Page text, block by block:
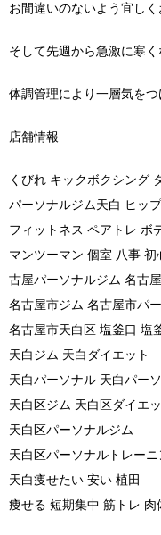
お間違いのないよう宜しく
そして先週から急激に寒
体調管理により一層気を
店舗情報
くびれ キックボクシング
パーソナルジム天白 ヒッ
フィットネス ペアトレ ボ
マンツーマン 個室 八事
古屋パーソナルジム 名古
名古屋市ジム 名古屋市パ
名古屋市天白区 塩釜口 塩
天白ジム 天白ダイエット
天白パーソナル 天白パー
天白区ジム 天白区ダイエ
天白区パーソナルジム
天白区パーソナルトレーニ
天白痩せたい 安い 植田
痩せる 短期集中 筋トレ 肉